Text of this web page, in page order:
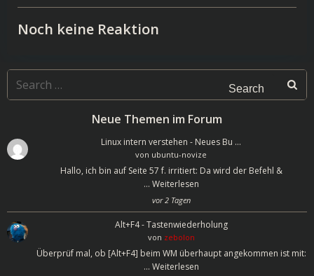
Noch keine Reaktion
Search
for:
Neue Themen im Forum
Linux intern verstehen - Neues Bu …
von ubuntu-novize
Hallo, ich bin auf Seite 57 f. irritiert: Da wird der Befehl &
… Weiterlesen
vor 2 Tagen
Alt+F4 - Tastenwiederholung
von zebolon
Überprüf mal, ob [Alt+F4] beim WM überhaupt angekommen ist mit:
… Weiterlesen